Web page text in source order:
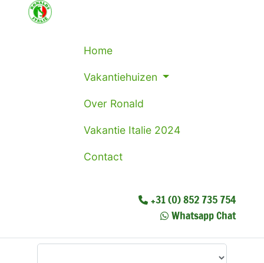
Home
Vakantiehuizen
Over Ronald
Vakantie Italie 2024
Contact
+31 (0) 852 735 754
Whatsapp Chat